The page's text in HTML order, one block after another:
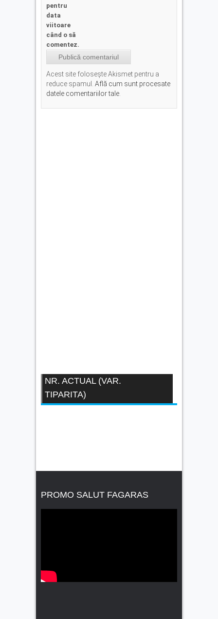
pentru
data
viitoare
când o să
comentez.
Acest site folosește Akismet pentru a
reduce spamul. Află cum sunt procesate
datele comentariilor tale
NR. ACTUAL (VAR.
TIPARITA)
PROMO SALUT FAGARAS